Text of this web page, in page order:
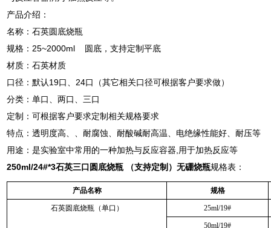
产品介绍：
名称：石英圆底烧瓶
规格：25~2000ml 圆底，支持定制平底
材质：石英材质
口径：默认19口、24口（其它相关口径可根据客户要求做）
分类：单口、两口、三口
定制：可根据客户要求定制相关规格要求
特点：透明度高、、耐腐蚀、耐酸碱耐高温、电绝缘性能好、耐压等
用途：是实验室中常用的一种加热与反应容器,用于加热反应等
250ml/24#*3石英三口圆底烧瓶 （支持定制）无硼烧瓶规格表：
产品名称 规格
石英圆底烧瓶（单口） 25ml/19#
50ml/19#